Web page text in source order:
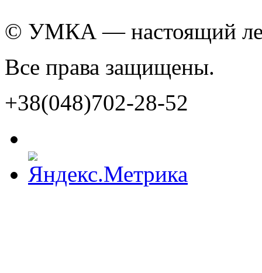
© УМКА — настоящий
Все права защищены.
+38(048)702-28-52